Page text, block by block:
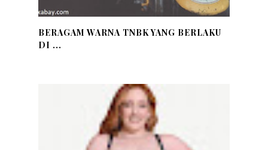
BERAGAM WARNA TNBK YANG BERLAKU
DI ...